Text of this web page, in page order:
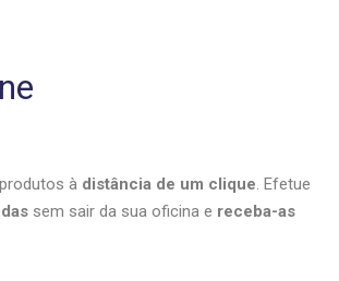
à distância de um clique. Efetue
sem sair da sua oficina e receba-as